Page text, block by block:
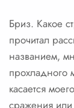
Бриз. Какое
прочитал
названием,
прохладного
касается
сражения или